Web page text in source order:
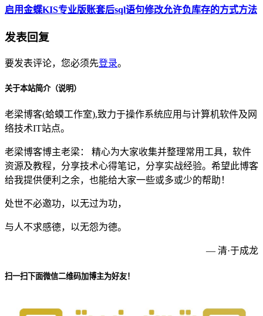
启用金蝶KIS专业版账套后sql语句修改允许负库存的方式方法
发表回复
要发表评论，您必须先登录。
关于本站简介（说明）
老梁博客(蛤蟆工作室),致力于操作系统应用与计算机软件及网
络技术IT站点。
老梁博客博主老梁： 精心为大家收集并整理常用工具，软件
资源及教程，分享技术心得笔记，分享实战经验。希望此博客
给我提供便利之余，也能给大家一些或多或少的帮助！
处世不必邀功，以无过为功，
与人不求感德，以无怨为德。
— 清·于成龙
扫一扫下面微信二维码加博主为好友！